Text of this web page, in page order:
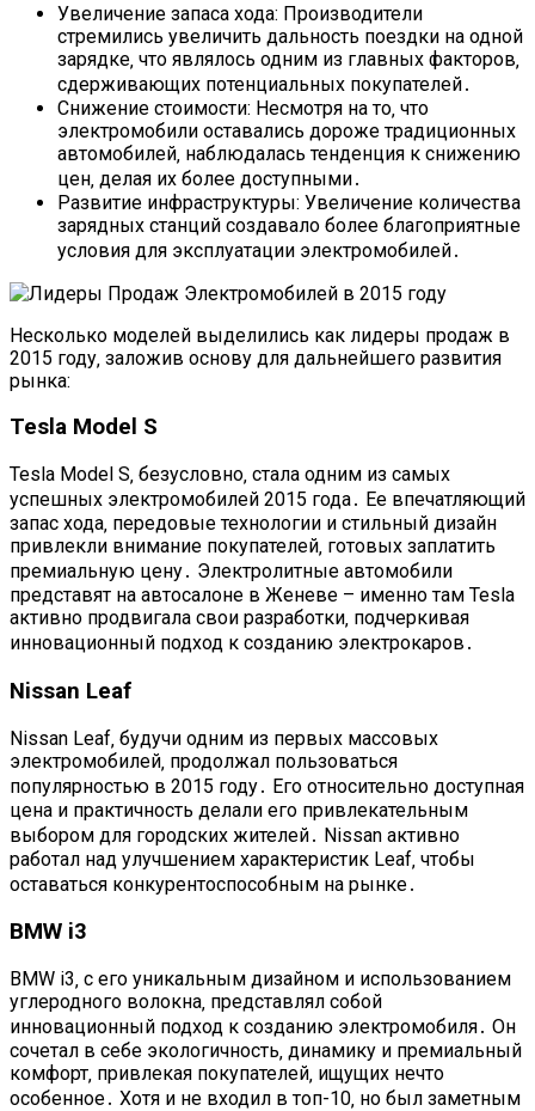
Увеличение запаса хода: Производители
стремились увеличить дальность поездки на одной
зарядке‚ что являлось одним из главных факторов‚
сдерживающих потенциальных покупателей․
Снижение стоимости: Несмотря на то‚ что
электромобили оставались дороже традиционных
автомобилей‚ наблюдалась тенденция к снижению
цен‚ делая их более доступными․
Развитие инфраструктуры: Увеличение количества
зарядных станций создавало более благоприятные
условия для эксплуатации электромобилей․
Несколько моделей выделились как лидеры продаж в
2015 году‚ заложив основу для дальнейшего развития
рынка:
Tesla Model S
Tesla Model S‚ безусловно‚ стала одним из самых
успешных электромобилей 2015 года․ Ее впечатляющий
запас хода‚ передовые технологии и стильный дизайн
привлекли внимание покупателей‚ готовых заплатить
премиальную цену․ Электролитные автомобили
представят на автосалоне в Женеве – именно там Tesla
активно продвигала свои разработки‚ подчеркивая
инновационный подход к созданию электрокаров․
Nissan Leaf
Nissan Leaf‚ будучи одним из первых массовых
электромобилей‚ продолжал пользоваться
популярностью в 2015 году․ Его относительно доступная
цена и практичность делали его привлекательным
выбором для городских жителей․ Nissan активно
работал над улучшением характеристик Leaf‚ чтобы
оставаться конкурентоспособным на рынке․
BMW i3
BMW i3‚ с его уникальным дизайном и использованием
углеродного волокна‚ представлял собой
инновационный подход к созданию электромобиля․ Он
сочетал в себе экологичность‚ динамику и премиальный
комфорт‚ привлекая покупателей‚ ищущих нечто
особенное․ Хотя и не входил в топ-10‚ но был заметным